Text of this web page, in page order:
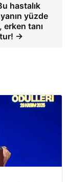
hastalık
yüzde
erken tanı
→